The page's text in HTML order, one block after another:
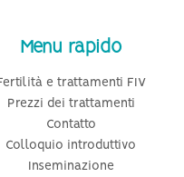
Menu rapido
e trattamenti FIV
Prezzi dei trattamenti
Contatto
Colloquio introduttivo
Inseminazione